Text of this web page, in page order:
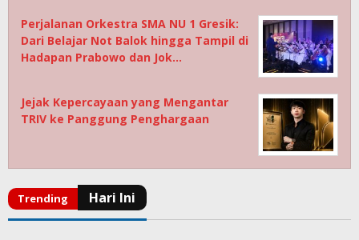
Perjalanan Orkestra SMA NU 1 Gresik:
Dari Belajar Not Balok hingga Tampil di
Hadapan Prabowo dan Jok…
Jejak Kepercayaan yang Mengantar
TRIV ke Panggung Penghargaan